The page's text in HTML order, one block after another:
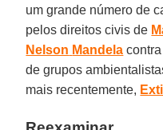
um grande número de
pelos direitos civis de
Nelson Mandela
de grupos
mais recentemente,